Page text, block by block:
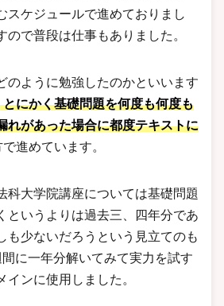
スケジュールで進めておりまし
ので普段は仕事もありました。
のように勉強したのかといいます
とにかく基礎問題を何度も何度も
れがあった場合に都度テキストに
進めています。
科大学院講座については基礎問題
というよりは過去三、四年分であ
も少ないだろうという見立てのも
に一年分解いてみて実力を試す
インに使用しました。